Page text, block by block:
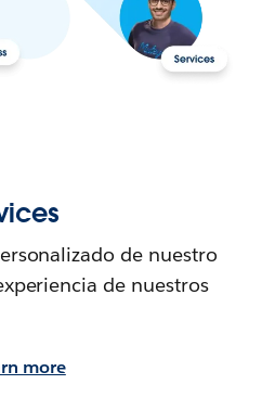
de nuestro
de nuestros
more